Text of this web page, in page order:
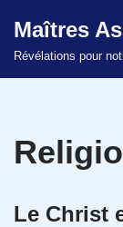
Aller
Maîtres
Révélations pour
Le Christ